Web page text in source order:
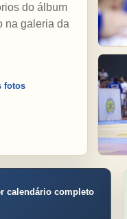
do álbum
na galeria da
fotos
calendário completo